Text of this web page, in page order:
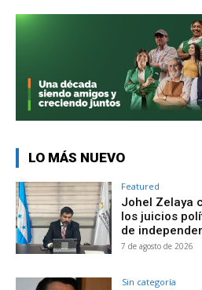
LO MÁS NUEVO
Featured
Johel Zelaya
los juicios
de
7 de agosto de 2026
Sin categoría